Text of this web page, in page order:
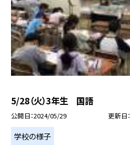
5/28（火）3年生 国語
公開日 2024/05/29 更新日
学校の様子